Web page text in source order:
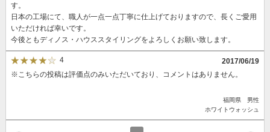
す。
日本の工場にて、職人が一点一点丁寧に仕上げておりますので、長くご愛用
いただければ幸いです。
今後ともディノス・ハウススタイリングをよろしくお願い致します。
4
2017/06/19
※こちらの投稿は評価点のみいただいており、コメントはありません。
福岡県 男性
ホワイトウォッシュ